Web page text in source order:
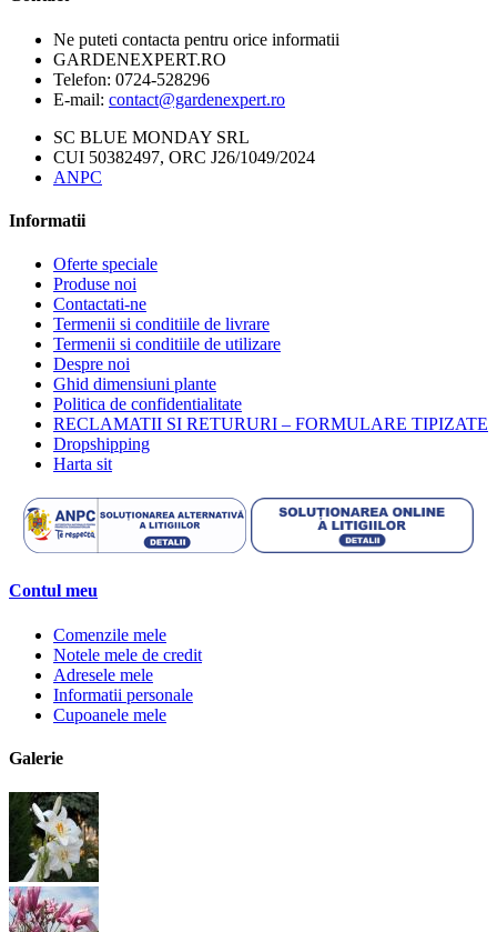
Ne puteti contacta pentru orice informatii
GARDENEXPERT.RO
Telefon: 0724-528296
E-mail: contact@gardenexpert.ro
SC BLUE MONDAY SRL
CUI 50382497, ORC J26/1049/2024
ANPC
Informatii
Oferte speciale
Produse noi
Contactati-ne
Termenii si conditiile de livrare
Termenii si conditiile de utilizare
Despre noi
Ghid dimensiuni plante
Politica de confidentialitate
RECLAMATII SI RETURURI – FORMULARE TIPIZATE
Dropshipping
Harta sit
Contul meu
Comenzile mele
Notele mele de credit
Adresele mele
Informatii personale
Cupoanele mele
Galerie